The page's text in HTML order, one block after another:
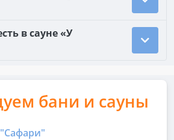
в сауне «У
бани и сауны